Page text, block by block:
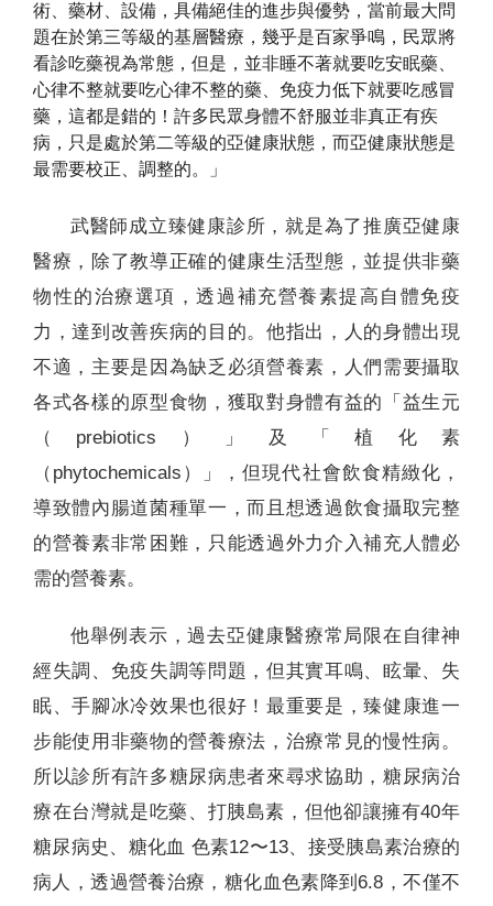
術、藥材、設備，具備絕佳的進步與優勢，當前最大問
題在於第三等級的基層醫療，幾乎是百家爭鳴，民眾將
看診吃藥視為常態，但是，並非睡不著就要吃安眠藥、
心律不整就要吃心律不整的藥、免疫力低下就要吃感冒
藥，這都是錯的！許多民眾身體不舒服並非真正有疾
病，只是處於第二等級的亞健康狀態，而亞健康狀態是
最需要校正、調整的。」
武醫師成立臻健康診所，就是為了推廣亞健康
醫療，除了教導正確的健康生活型態，並提供非藥
物性的治療選項，透過補充營養素提高自體免疫
力，達到改善疾病的目的。他指出，人的身體出現
不適，主要是因為缺乏必須營養素，人們需要攝取
各式各樣的原型食物，獲取對身體有益的「益生元
（prebiotics）」及「植化素
（phytochemicals）」，但現代社會飲食精緻化，
導致體內腸道菌種單一，而且想透過飲食攝取完整
的營養素非常困難，只能透過外力介入補充人體必
需的營養素。
他舉例表示，過去亞健康醫療常局限在自律神
經失調、免疫失調等問題，但其實耳鳴、眩暈、失
眠、手腳冰冷效果也很好！最重要是，臻健康進一
步能使用非藥物的營養療法，治療常見的慢性病。
所以診所有許多糖尿病患者來尋求協助，糖尿病治
療在台灣就是吃藥、打胰島素，但他卻讓擁有40年
糖尿病史、糖化血 色素12〜13、接受胰島素治療的
病人，透過營養治療，糖化血色素降到6.8，不僅不